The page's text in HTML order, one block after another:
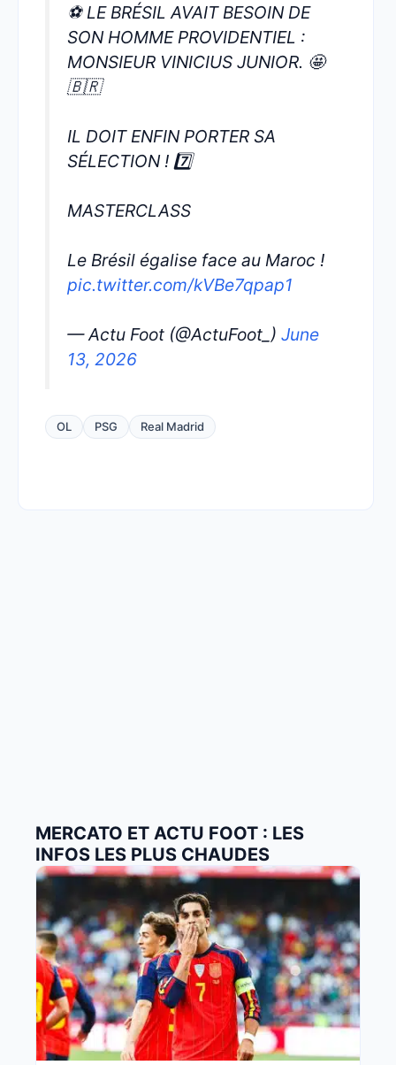
⚽️ LE BRÉSIL AVAIT BESOIN DE
SON HOMME PROVIDENTIEL :
MONSIEUR VINICIUS JUNIOR. 🤩
🇧🇷
IL DOIT ENFIN PORTER SA
SÉLECTION ! 7️⃣
MASTERCLASS
Le Brésil égalise face au Maroc !
pic.twitter.com/kVBe7qpap1
— Actu Foot (@ActuFoot_) June
13, 2026
OL PSG Real Madrid
MERCATO ET ACTU FOOT : LES
INFOS LES PLUS CHAUDES